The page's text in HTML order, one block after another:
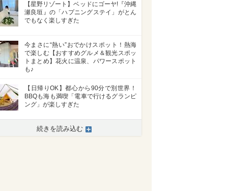
【星野リゾート】ベッドにゴーヤ!『沖縄
瀬良垣』の「ハプニングステイ」がとん
でもなく楽しすぎた
今まさに“熱い”おでかけスポット！熱海
で楽しむ【おすすめグルメ＆観光スポッ
トまとめ】花火に温泉、パワースポット
も♪
【日帰りOK】都心から90分で別世界！
BBQも海も満喫「電車で行けるグランピ
ング」が楽しすぎた
続きを読み込む